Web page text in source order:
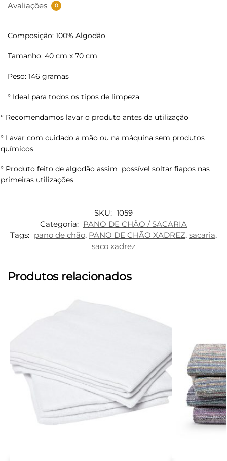
Avaliações 0
Composição: 100% Algodão
Tamanho: 40 cm x 70 cm
Peso: 146 gramas
° Ideal para todos os tipos de limpeza
° Recomendamos lavar o produto antes da utilização
° Lavar com cuidado a mão ou na máquina sem produtos
químicos
° Produto feito de algodão assim possível soltar fiapos nas
primeiras utilizações
SKU: 1059
Categoria: PANO DE CHÃO / SACARIA
Tags: pano de chão, PANO DE CHÃO XADREZ, sacaria,
saco xadrez
Produtos relacionados